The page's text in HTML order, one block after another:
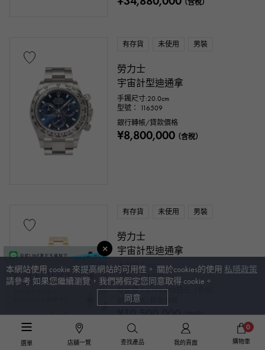
選單 店舖一覽 查找產品 我的頁面
0
購物車
（含稅）
有存貨 未使用 男裝
勞力士
宇宙計型迪通拿
手鐲尺寸:20.0cm
型號： 116509
銀行轉帳/貸款價格
¥8,800,000（含稅）
有存貨 未使用 男裝
勞力士
宇宙計型迪通拿
手鐲尺寸:19.0cm
型號： 126508
零售價：8,199,400
銀行轉帳/貸款價格
¥10,500,000（含稅）
本網站使用 cookie 來提高網站的可用性。 關於cookies的使用 私隱政策
請參考 如果您繼續瀏覽，我們將假定您同意取得 cookie。
同意